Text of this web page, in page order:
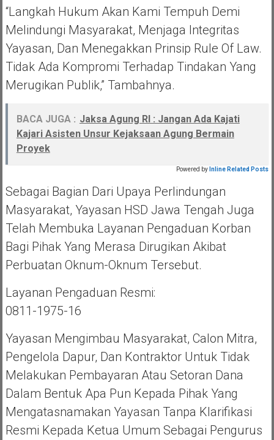
“Langkah Hukum Akan Kami Tempuh Demi
Melindungi Masyarakat, Menjaga Integritas
Yayasan, Dan Menegakkan Prinsip Rule Of Law.
Tidak Ada Kompromi Terhadap Tindakan Yang
Merugikan Publik,” Tambahnya.
BACA JUGA : Jaksa Agung RI : Jangan Ada Kajati
Kajari Asisten Unsur Kejaksaan Agung Bermain
Proyek
Powered by Inline Related Posts
Sebagai Bagian Dari Upaya Perlindungan
Masyarakat, Yayasan HSD Jawa Tengah Juga
Telah Membuka Layanan Pengaduan Korban
Bagi Pihak Yang Merasa Dirugikan Akibat
Perbuatan Oknum-Oknum Tersebut.
Layanan Pengaduan Resmi:
0811-1975-16
Yayasan Mengimbau Masyarakat, Calon Mitra,
Pengelola Dapur, Dan Kontraktor Untuk Tidak
Melakukan Pembayaran Atau Setoran Dana
Dalam Bentuk Apa Pun Kepada Pihak Yang
Mengatasnamakan Yayasan Tanpa Klarifikasi
Resmi Kepada Ketua Umum Sebagai Pengurus